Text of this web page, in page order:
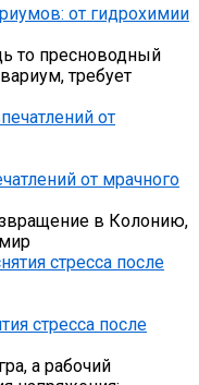
от гидрохимии
то пресноводный
требует
от мрачного
в Колонию,
стресса после
а рабочий